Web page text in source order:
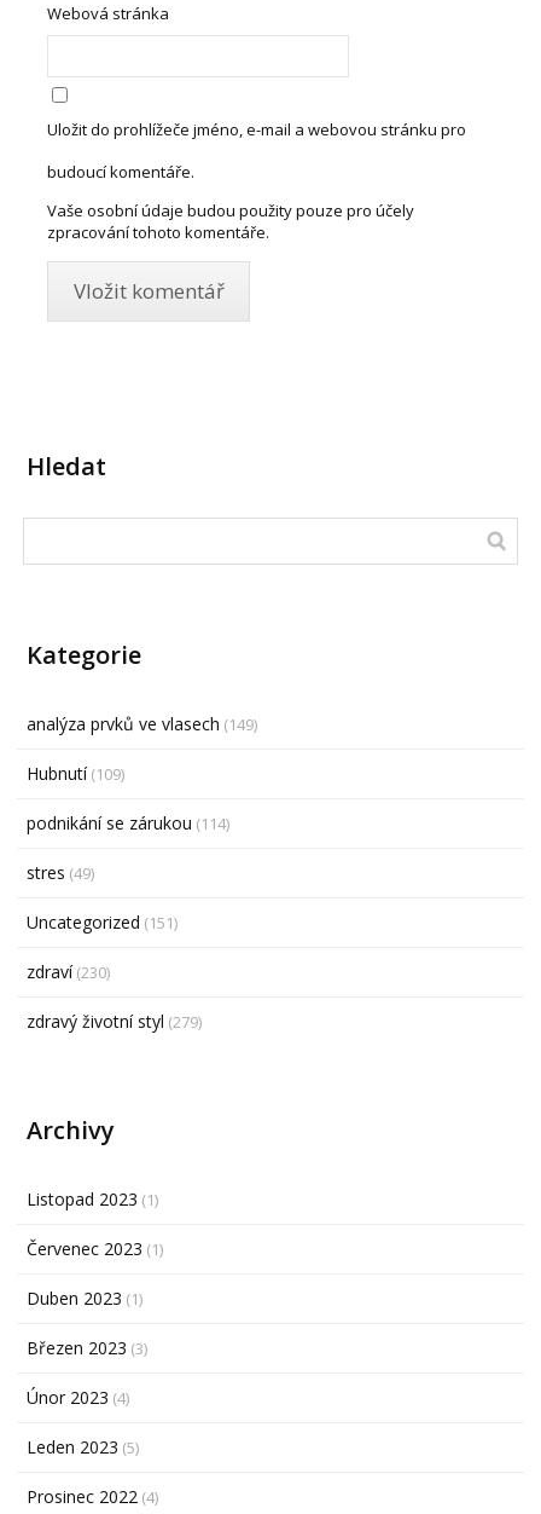
Webová stránka
Uložit do prohlížeče jméno, e-mail a webovou stránku pro
budoucí komentáře.
Vaše osobní údaje budou použity pouze pro účely
zpracování tohoto komentáře.
Hledat
Kategorie
analýza prvků ve vlasech (149)
Hubnutí(109)
podnikání se zárukou (114)
stres (49)
Uncategorized (151)
zdraví(230)
zdravý životní styl (279)
Archivy
Listopad 2023 (1)
Červenec 2023 (1)
Duben 2023 (1)
Březen 2023 (3)
Únor 2023 (4)
Leden 2023 (5)
Prosinec 2022 (4)